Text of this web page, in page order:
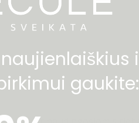
gaukite: